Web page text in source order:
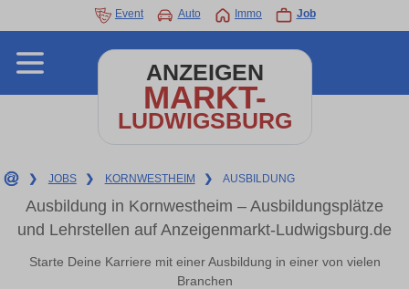
Event Auto Immo Job
ANZEIGEN
MARKT-
LUDWIGSBURG
❯ JOBS ❯ KORNWESTHEIM ❯ AUSBILDUNG
Ausbildung in Kornwestheim – Ausbildungsplätze
und Lehrstellen auf Anzeigenmarkt-Ludwigsburg.de
Starte Deine Karriere mit einer Ausbildung in einer von vielen
Branchen